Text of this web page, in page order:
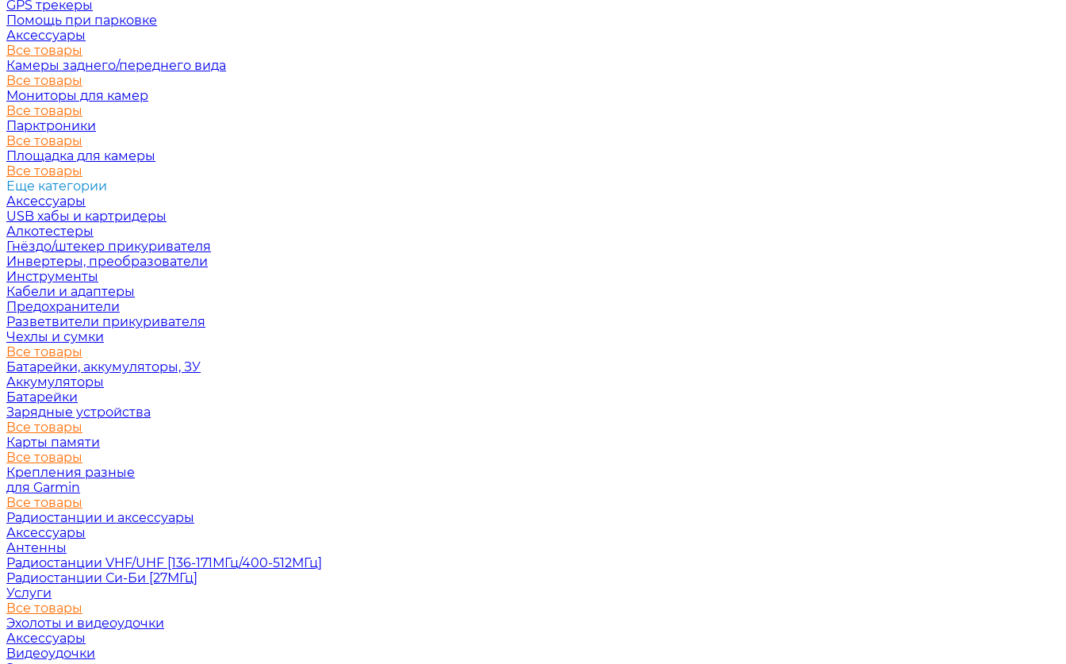
GPS трекеры
Помощь при парковке
Аксессуары
Все товары
Камеры заднего/переднего вида
Все товары
Мониторы для камер
Все товары
Парктроники
Все товары
Площадка для камеры
Все товары
Еще категории
Аксессуары
USB хабы и картридеры
Алкотестеры
Гнёздо/штекер прикуривателя
Инвертеры, преобразователи
Инструменты
Кабели и адаптеры
Предохранители
Разветвители прикуривателя
Чехлы и сумки
Все товары
Батарейки, аккумуляторы, ЗУ
Аккумуляторы
Батарейки
Зарядные устройства
Все товары
Карты памяти
Все товары
Крепления разные
для Garmin
Все товары
Радиостанции и аксессуары
Аксессуары
Антенны
Радиостанции VHF/UHF [136-171МГц/400-512МГц]
Радиостанции Си-Би [27МГц]
Услуги
Все товары
Эхолоты и видеоудочки
Аксессуары
Видеоудочки